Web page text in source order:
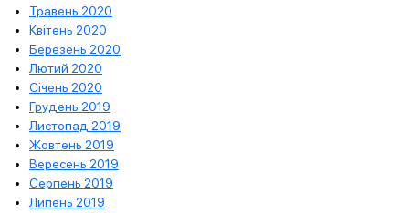
Травень 2020
Квітень 2020
Березень 2020
Лютий 2020
Січень 2020
Грудень 2019
Листопад 2019
Жовтень 2019
Вересень 2019
Серпень 2019
Липень 2019